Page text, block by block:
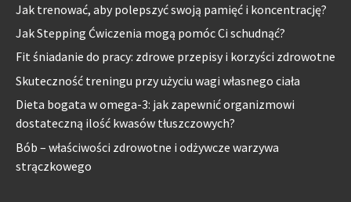
Jak trenować, aby polepszyć swoją pamięć i koncentrację?
Jak Stepping Ćwiczenia mogą pomóc Ci schudnąć?
Fit śniadanie do pracy: zdrowe przepisy i korzyści zdrowotne
Skuteczność treningu przy użyciu wagi własnego ciała
Dieta bogata w omega-3: jak zapewnić organizmowi
dostateczną ilość kwasów tłuszczowych?
Bób – właściwości zdrowotne i odżywcze warzywa
strączkowego